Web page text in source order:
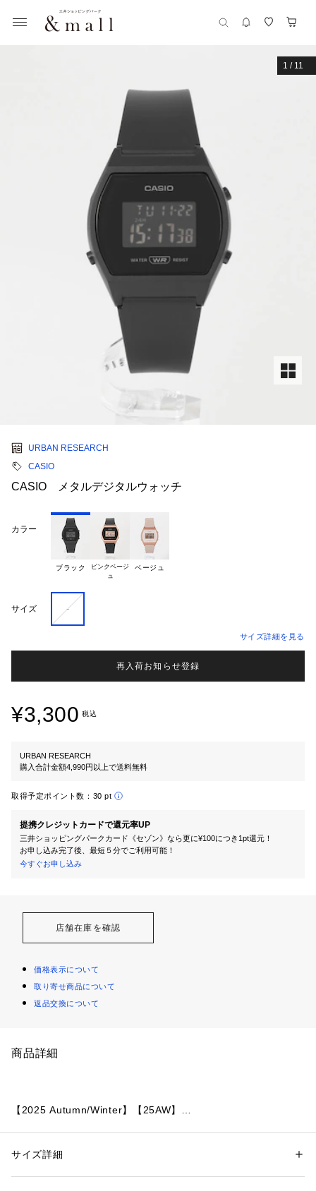
1 / 11
URBAN RESEARCH
CASIO
CASIO メタルデジタルウォッチ
カラー
ブラック
ピンクベージ
ベージュ
サイズ -
サイズ詳細を見る
再入荷お知らせ登録
¥3,300 税込
URBAN RESEARCH
購入合計金額4,990円以上で送料無料
取得予定ポイント数： 30 pt
提携クレジットカードで還元率UP
三井ショッピングパークカード《セゾン》なら更に¥100につき1pt還元！
お申し込み完了後、最短５分でご利用可能！
今すぐお申し込み
店舗在庫を確認
価格表示について
取り寄せ商品について
返品交換について
商品詳細
【2025 Autumn/Winter】【25AW】
ニター電池でございます。お買い上げいただくまでの期間にも
性別：レディース
素材：ケース・ベゼル : 樹脂バンド : 樹脂バンドガラス : 樹脂ガラス
サイズ詳細